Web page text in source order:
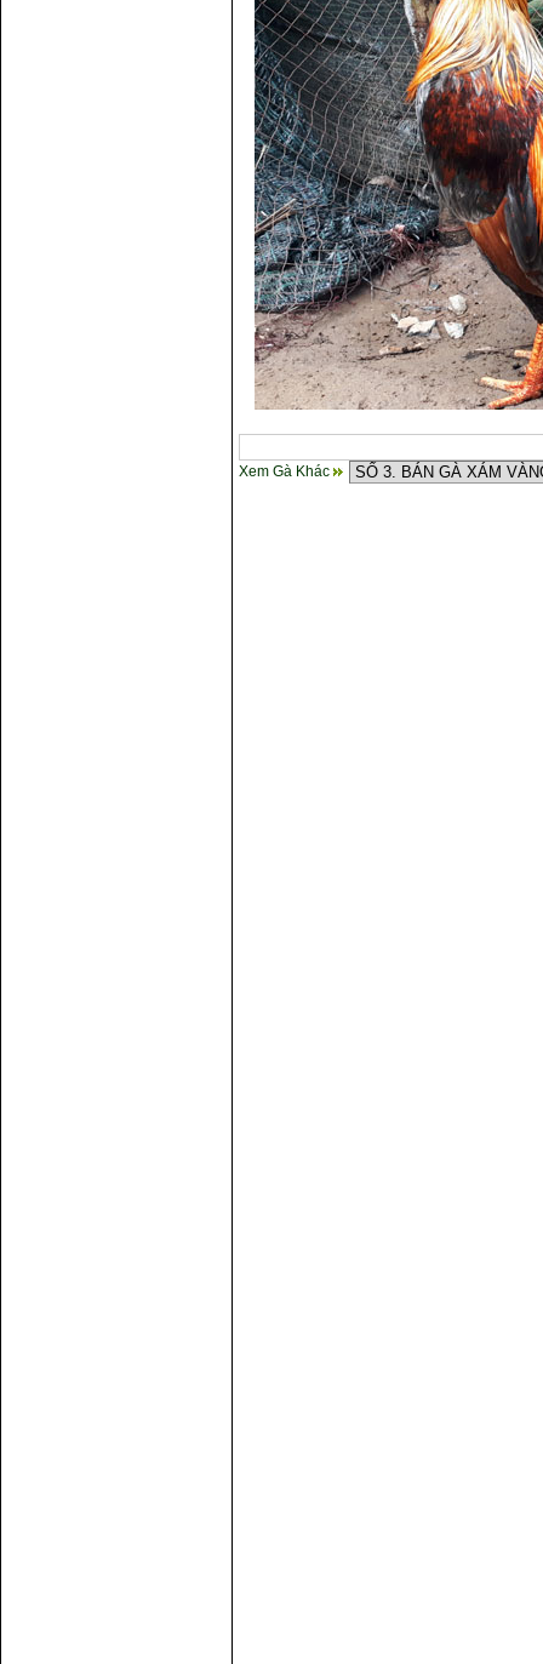
Xem Gà Khác